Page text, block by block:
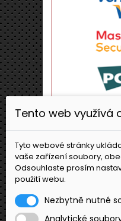
PRODUKTY
Novinky
Tento web využívá
Tyto webové stránky
vaše zařízení soubory,
Odsouhlaste prosím
použití webu.
Nezbytně nutné
Analytické